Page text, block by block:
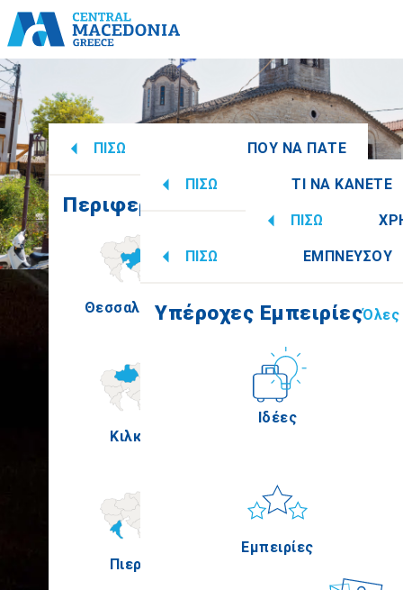
ΠΙΣΩ ΠΟΥ ΝΑ ΠΑΤΕ
Περιφερειακές Ενότητες
Θεσσαλονίκη Ημαθία
Κιλκίς
Πιερία
ΠΙΣΩ ΤΙ ΝΑ ΚΑΝΕΤΕ
Πολιτισμός
ΠΙΣΩ
How to get
ΠΙΣΩ ΕΜΠΝΕΥΣΟΥ
Υπέροχες ΕμπειρίεςΌλες
Ιδέες
Εμπειρίες